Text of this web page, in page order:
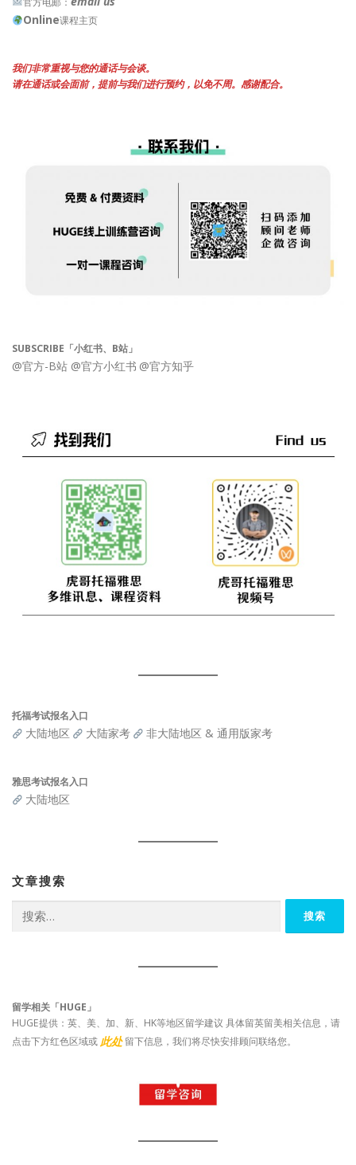
Online课程主页
我们非常重视与您的通话与会谈。
请在通话或会面前，提前与我们进行预约，以免不周。感谢配合。
SUBSCRIBE「小红书、B站」
@官方-B站 @官方小红书 @官方知乎
托福考试报名入口
大陆地区 大陆家考 非大陆地区 & 通用版家考
雅思考试报名入口
大陆地区
文章搜索
索：
留学相关「HUGE」
HUGE提供：英、美、加、新、HK等地区留学建议 具体留英留美相关信息，请
点击下方红色区域或 此处 留下信息，我们将尽快安排顾问联络您。